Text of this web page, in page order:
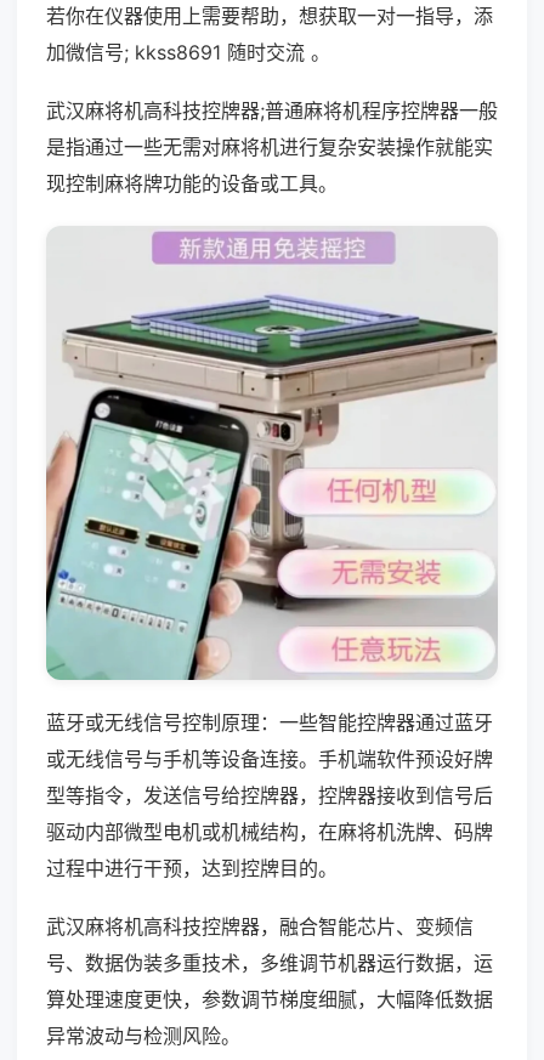
若你在仪器使用上需要帮助，想获取一对一指导，添
加微信号; kkss8691 随时交流 。
武汉麻将机高科技控牌器;普通麻将机程序控牌器一般
是指通过一些无需对麻将机进行复杂安装操作就能实
现控制麻将牌功能的设备或工具。
蓝牙或无线信号控制原理：一些智能控牌器通过蓝牙
或无线信号与手机等设备连接。手机端软件预设好牌
型等指令，发送信号给控牌器，控牌器接收到信号后
驱动内部微型电机或机械结构，在麻将机洗牌、码牌
过程中进行干预，达到控牌目的。
武汉麻将机高科技控牌器，融合智能芯片、变频信
号、数据伪装多重技术，多维调节机器运行数据，运
算处理速度更快，参数调节梯度细腻，大幅降低数据
异常波动与检测风险。